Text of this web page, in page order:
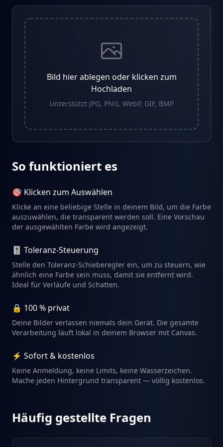
Bild hier ablegen oder klicken zum
Hochladen
Unterstützt JPG, PNG, WebP, GIF, BMP
So funktioniert es
🎯 Klicken zum Auswählen
Klicke an eine beliebige Stelle in deinem Bild, um die Farbe
auszuwählen, die transparent werden soll. Eine Vorschau
der ausgewählten Farbe wird angezeigt.
🎚️ Toleranz-Steuerung
Stelle den Toleranz-Schieberegler ein, um zu steuern, wie
ähnlich eine Farbe sein muss, damit sie entfernt wird.
Ideal für Verläufe und Schatten.
🔒 100 % privat
Deine Bilder verlassen niemals dein Gerät. Die gesamte
Verarbeitung läuft lokal in deinem Browser mit Canvas.
⚡ Sofort & kostenlos
Keine Anmeldung, keine Limits, keine Wasserzeichen.
Mache jeden Hintergrund transparent — völlig kostenlos.
Häufig gestellte Fragen